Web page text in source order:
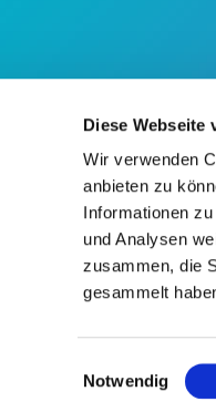
Diese Webseite
Wir verwenden
anbieten zu
Informationen
und Analysen
zusammen, die
gesammelt
Notwendig
Copyright 2026